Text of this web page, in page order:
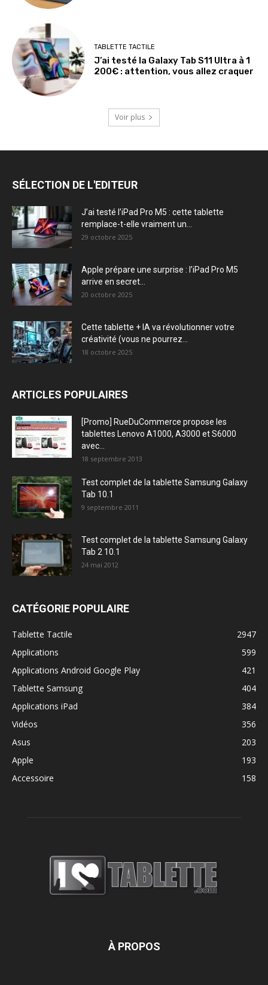
TABLETTE TACTILE
J’ai testé la Galaxy Tab S11 Ultra à 1
200€ : attention, vous allez craquer
Voir plus
SÉLECTION DE L'EDITEUR
J’ai testé l’iPad Pro M5 : cette tablette
remplace-t-elle vraiment un...
29 octobre 2025
Apple prépare une surprise : l’iPad Pro M5
arrive en secret...
20 octobre 2025
Cette tablette + IA va révolutionner votre
créativité (vous ne pourrez...
18 octobre 2025
ARTICLES POPULAIRES
[Promo] RueDuCommerce propose les
tablettes Lenovo A1000, A3000 et S6000
avec...
18 septembre 2013
Test complet de la tablette Samsung Galaxy
Tab 10.1
9 septembre 2011
Test complet de la tablette Samsung Galaxy
Tab 2 10.1
24 mai 2012
CATÉGORIE POPULAIRE
Tablette Tactile
2947
Applications
599
Applications Android Google Play
421
Tablette Samsung
404
Applications iPad
384
Vidéos
356
Asus
203
Apple
193
Accessoire
158
À PROPOS